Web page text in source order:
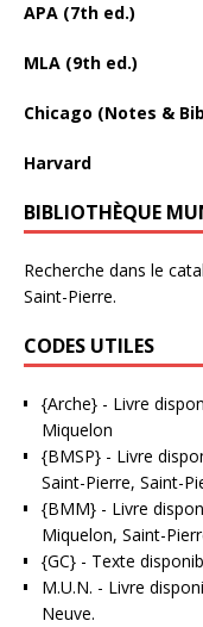
APA (7th ed.)
MLA (9th ed.)
Chicago (Notes &
Harvard
BIBLIOTHÈQUE
Recherche dans le
Saint-Pierre.
CODES UTILES
{Arche} - Livre
Miquelon
{BMSP} - Livre
Saint-Pierre, Saint-
{BMM} - Livre
Miquelon, Saint-
{GC} - Texte
M.U.N. - Livre
Neuve.